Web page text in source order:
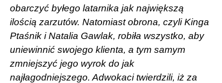
obarczyć byłego latarnika jak największą
ilością zarzutów. Natomiast obrona, czyli Kinga
Ptaśnik i Natalia Gawlak, robiła wszystko, aby
uniewinnić swojego klienta, a tym samym
zmniejszyć jego wyrok do jak
najłagodniejszego. Adwokaci twierdzili, iż za